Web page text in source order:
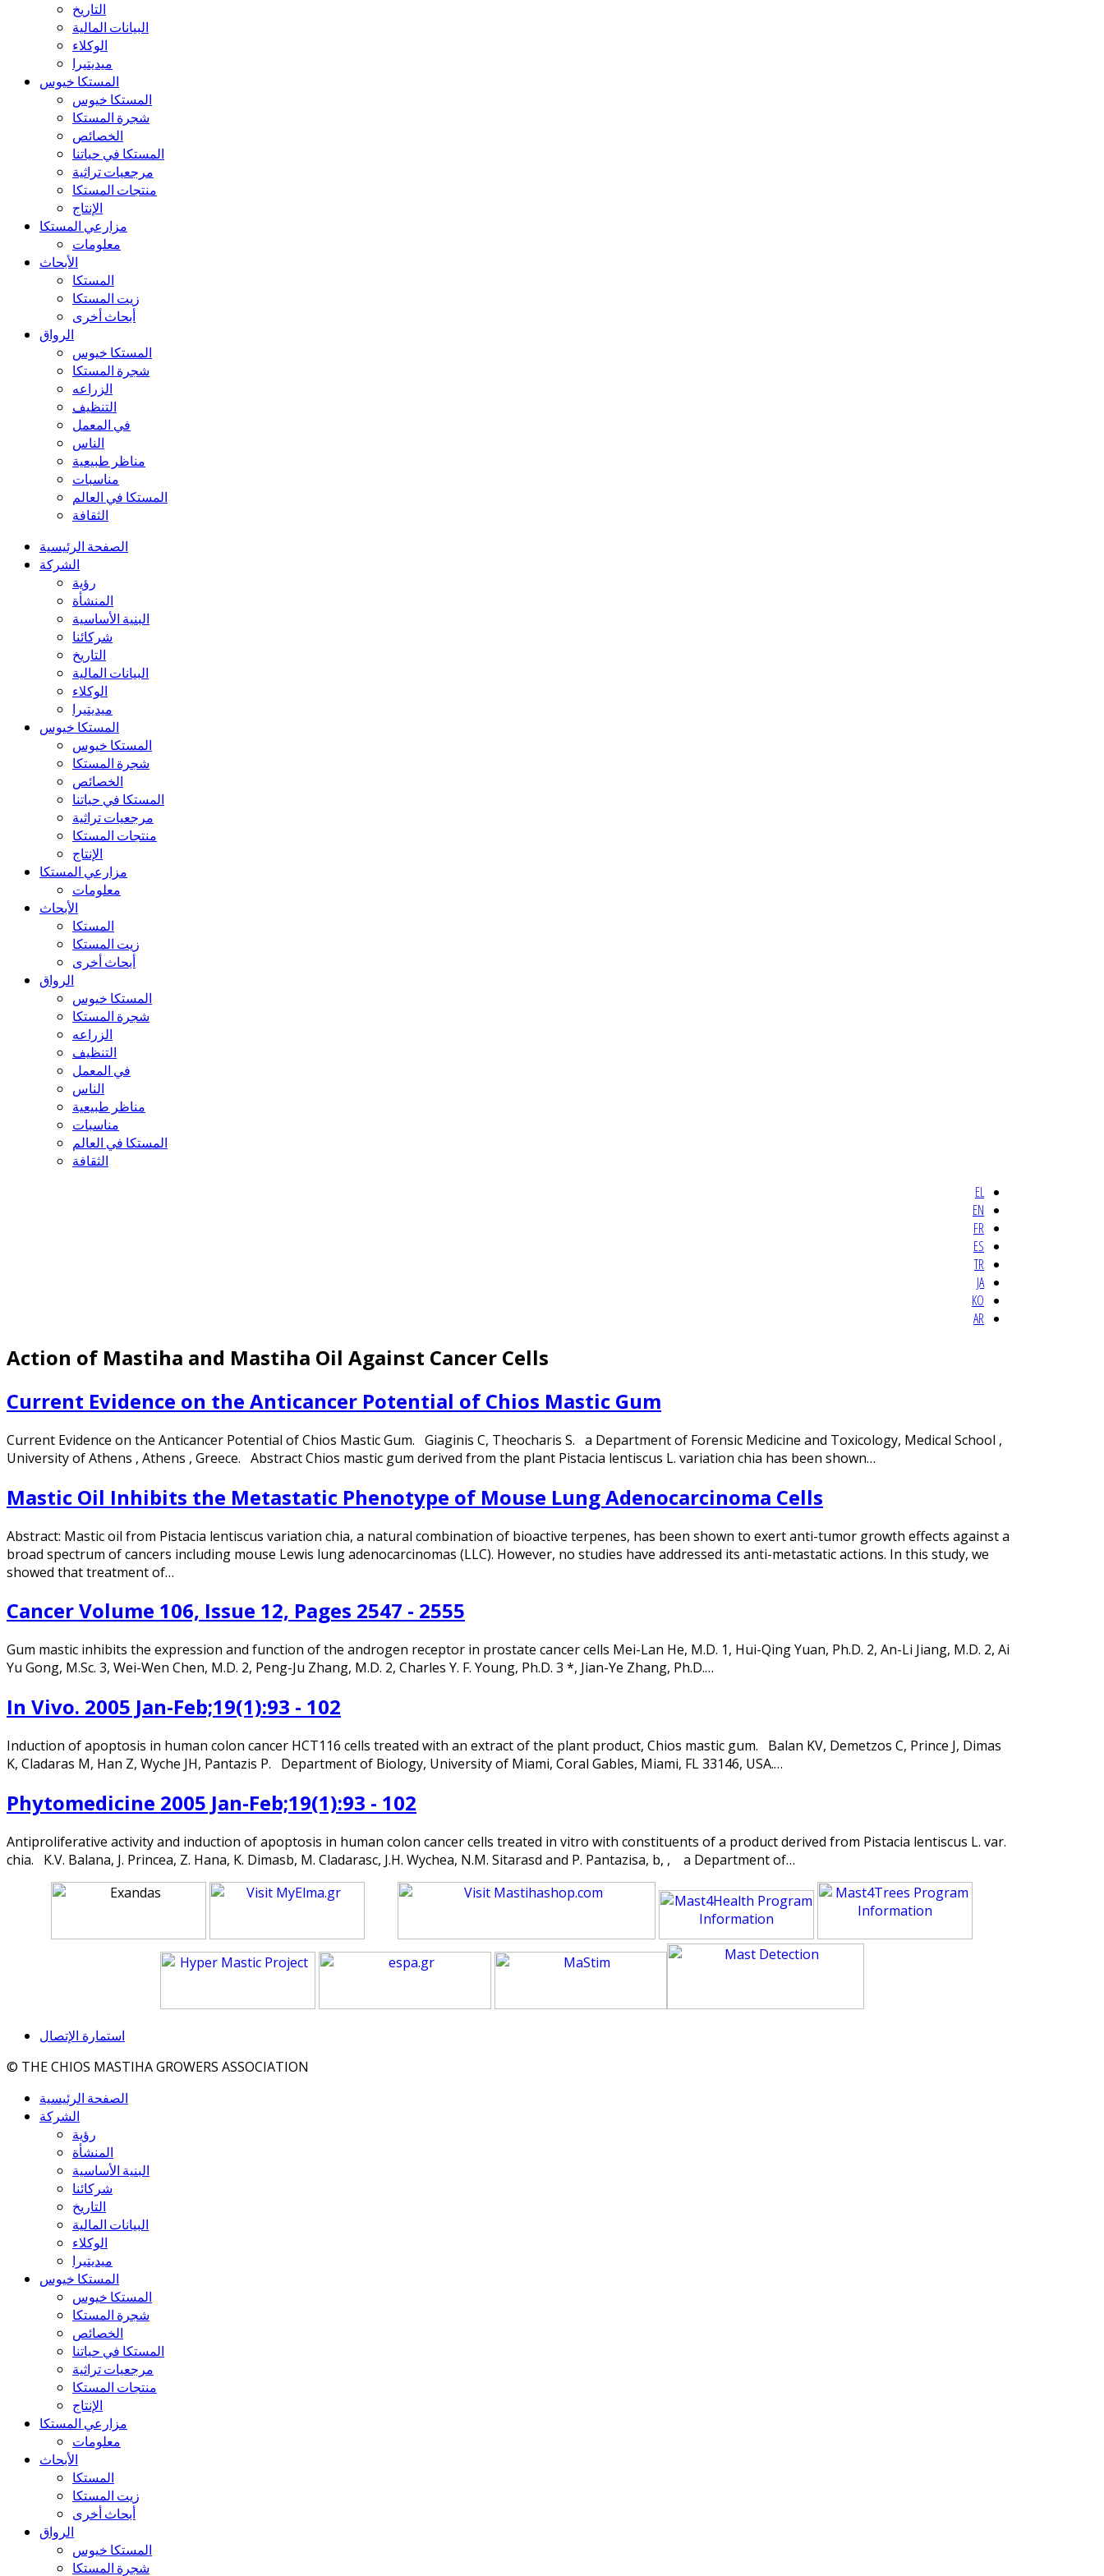
التاريخ
البيانات المالية
الوكلاء
ميديتيرا
المستكا خيوس
المستكا خيوس
شجرة المستكا
الخصائص
المستكا في حياتنا
مرجعيات تراثية
منتجات المستكا
الإنتاج
مزارعي المستكا
معلومات
الأبحاث
المستكا
زيت المستكا
أبحاث أخرى
الرواق
المستكا خيوس
شجرة المستكا
الزراعه
التنظيف
في المعمل
الناس
مناظر طبيعية
مناسبات
المستكا في العالم
الثقافة
الصفحة الرئيسية
الشركة
رؤية
المنشأة
البنية الأساسية
شركائنا
التاريخ
البيانات المالية
الوكلاء
ميديتيرا
المستكا خيوس
المستكا خيوس
شجرة المستكا
الخصائص
المستكا في حياتنا
مرجعيات تراثية
منتجات المستكا
الإنتاج
مزارعي المستكا
معلومات
الأبحاث
المستكا
زيت المستكا
أبحاث أخرى
الرواق
المستكا خيوس
شجرة المستكا
الزراعه
التنظيف
في المعمل
الناس
مناظر طبيعية
مناسبات
المستكا في العالم
الثقافة
EL
EN
FR
ES
TR
JA
KO
AR
Action of Mastiha and Mastiha Oil Against Cancer Cells
Current Evidence on the Anticancer Potential of Chios Mastic Gum
Current Evidence on the Anticancer Potential of Chios Mastic Gum. Giaginis C, Theocharis S. a Department of Forensic Medicine and Toxicology, Medical School ,
University of Athens , Athens , Greece. Abstract Chios mastic gum derived from the plant Pistacia lentiscus L. variation chia has been shown…
Mastic Oil Inhibits the Metastatic Phenotype of Mouse Lung Adenocarcinoma Cells
Abstract: Mastic oil from Pistacia lentiscus variation chia, a natural combination of bioactive terpenes, has been shown to exert anti-tumor growth effects against a
broad spectrum of cancers including mouse Lewis lung adenocarcinomas (LLC). However, no studies have addressed its anti-metastatic actions. In this study, we
showed that treatment of…
Cancer Volume 106, Issue 12, Pages 2547 - 2555
Gum mastic inhibits the expression and function of the androgen receptor in prostate cancer cells Mei-Lan He, M.D. 1, Hui-Qing Yuan, Ph.D. 2, An-Li Jiang, M.D. 2, Ai
Yu Gong, M.Sc. 3, Wei-Wen Chen, M.D. 2, Peng-Ju Zhang, M.D. 2, Charles Y. F. Young, Ph.D. 3 *, Jian-Ye Zhang, Ph.D.…
In Vivo. 2005 Jan-Feb;19(1):93 - 102
Induction of apoptosis in human colon cancer HCT116 cells treated with an extract of the plant product, Chios mastic gum. Balan KV, Demetzos C, Prince J, Dimas
K, Cladaras M, Han Z, Wyche JH, Pantazis P. Department of Biology, University of Miami, Coral Gables, Miami, FL 33146, USA.…
Phytomedicine 2005 Jan-Feb;19(1):93 - 102
Antiproliferative activity and induction of apoptosis in human colon cancer cells treated in vitro with constituents of a product derived from Pistacia lentiscus L. var.
chia. K.V. Balana, J. Princea, Z. Hana, K. Dimasb, M. Cladarasc, J.H. Wychea, N.M. Sitarasd and P. Pantazisa, b, , a Department of…
استمارة الإتصال
© THE CHIOS MASTIHA GROWERS ASSOCIATION
الصفحة الرئيسية
الشركة
رؤية
المنشأة
البنية الأساسية
شركائنا
التاريخ
البيانات المالية
الوكلاء
ميديتيرا
المستكا خيوس
المستكا خيوس
شجرة المستكا
الخصائص
المستكا في حياتنا
مرجعيات تراثية
منتجات المستكا
الإنتاج
مزارعي المستكا
معلومات
الأبحاث
المستكا
زيت المستكا
أبحاث أخرى
الرواق
المستكا خيوس
شجرة المستكا